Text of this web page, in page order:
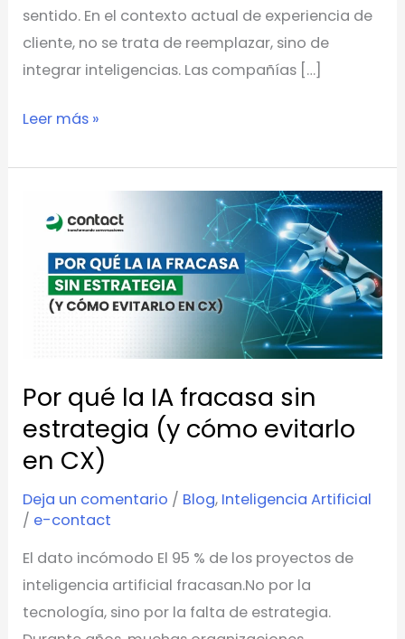
sentido. En el contexto actual de experiencia de
cliente, no se trata de reemplazar, sino de
integrar inteligencias. Las compañías […]
Leer más »
Por qué la IA fracasa sin
estrategia (y cómo evitarlo
en CX)
Deja un comentario / Blog, Inteligencia Artificial
/ e-contact
El dato incómodo El 95 % de los proyectos de
inteligencia artificial fracasan.No por la
tecnología, sino por la falta de estrategia.
qué
fracasa
(y
cómo
evitarlo
en
CX)